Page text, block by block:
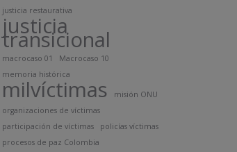
justicia restaurativa
justicia
transicional
macrocaso 01
Macrocaso 10
memoria histórica
milvíctimas
misión ONU
organizaciones de víctimas
participación de víctimas
policías víctimas
procesos de paz Colombia